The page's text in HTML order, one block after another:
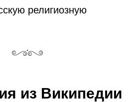
религиозную
из Википедии